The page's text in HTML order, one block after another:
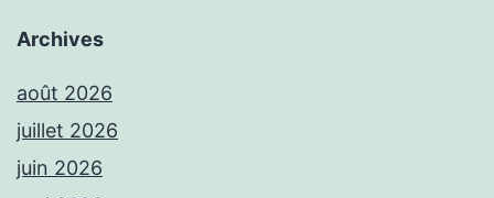
Archives
août 2026
juillet 2026
juin 2026